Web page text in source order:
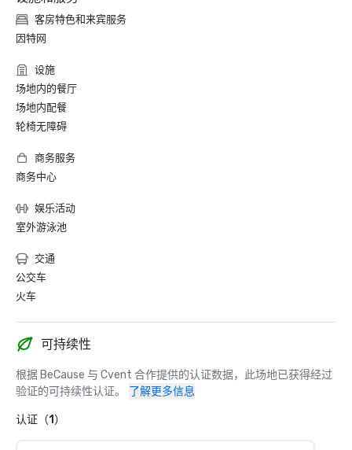
客房特色和来宾服务
因特网
设施
场地内的餐厅
场地内配餐
轮椅无障碍
商务服务
商务中心
娱乐活动
室外游泳池
交通
公交车
火车
可持续性
根据 BeCause 与 Cvent 合作提供的认证数据，此场地已获得经过
验证的可持续性认证。
了解更多信息
认证（1）